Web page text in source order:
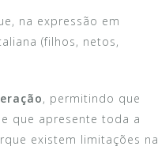
na expressão em
(filhos, netos,
, permitindo que
que apresente toda a
existem limitações na